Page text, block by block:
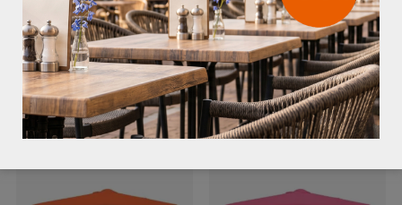
Kleur: Zwart 407
Inclusief luxe beschermhoes. Diverse parasolvoeten verkrijgbaar.
GERELATEERDE PRODUCTEN